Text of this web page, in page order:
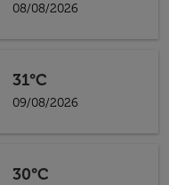
08/08/2026
31°C
09/08/2026
30°C